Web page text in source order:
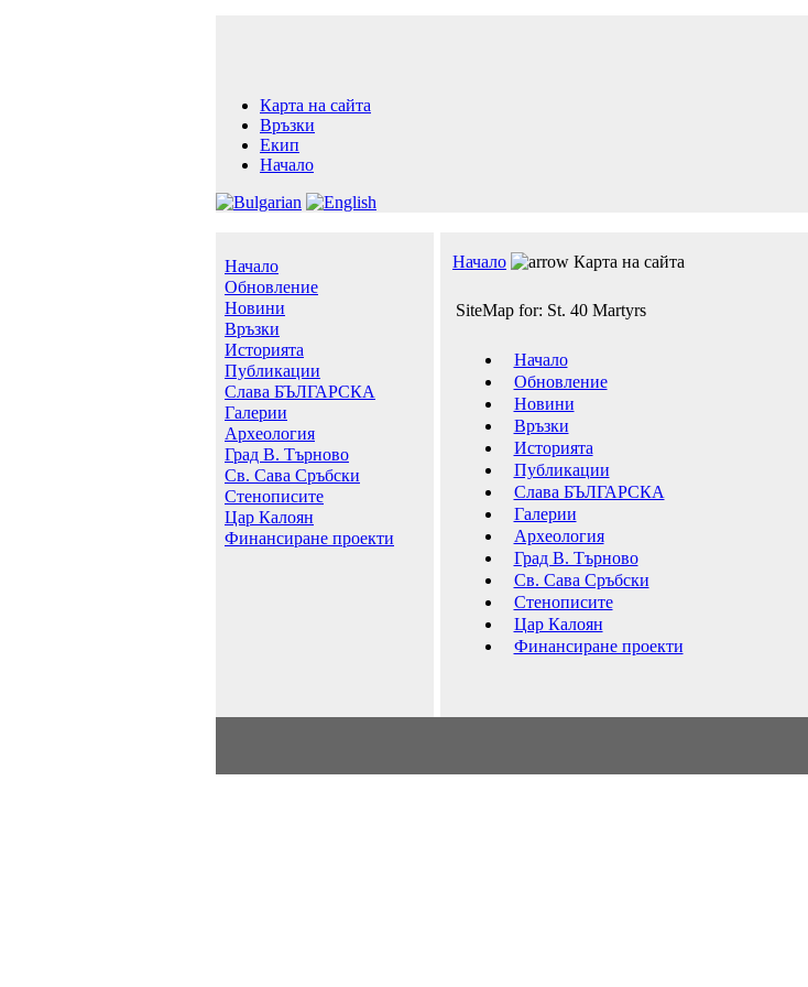
Карта на сайта
Връзки
Екип
Начало
Начало
Обновление
Новини
Връзки
Историята
Публикации
Слава БЪЛГАРСКА
Галерии
Археология
Град В. Търново
Св. Сава Сръбски
Стенописите
Цар Калоян
Финансиране проекти
Начало Карта на сайта
SiteMap for: St. 40 Martyrs
Начало
Обновление
Новини
Връзки
Историята
Публикации
Слава БЪЛГАРСКА
Галерии
Археология
Град В. Търново
Св. Сава Сръбски
Стенописите
Цар Калоян
Финансиране проекти